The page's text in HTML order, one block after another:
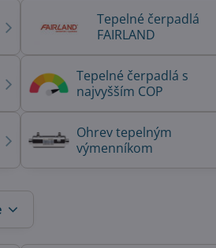
Tepelné čerpadlá
FAIRLAND
Tepelné čerpadlá s
najvyšším COP
Ohrev tepelným
výmenníkom